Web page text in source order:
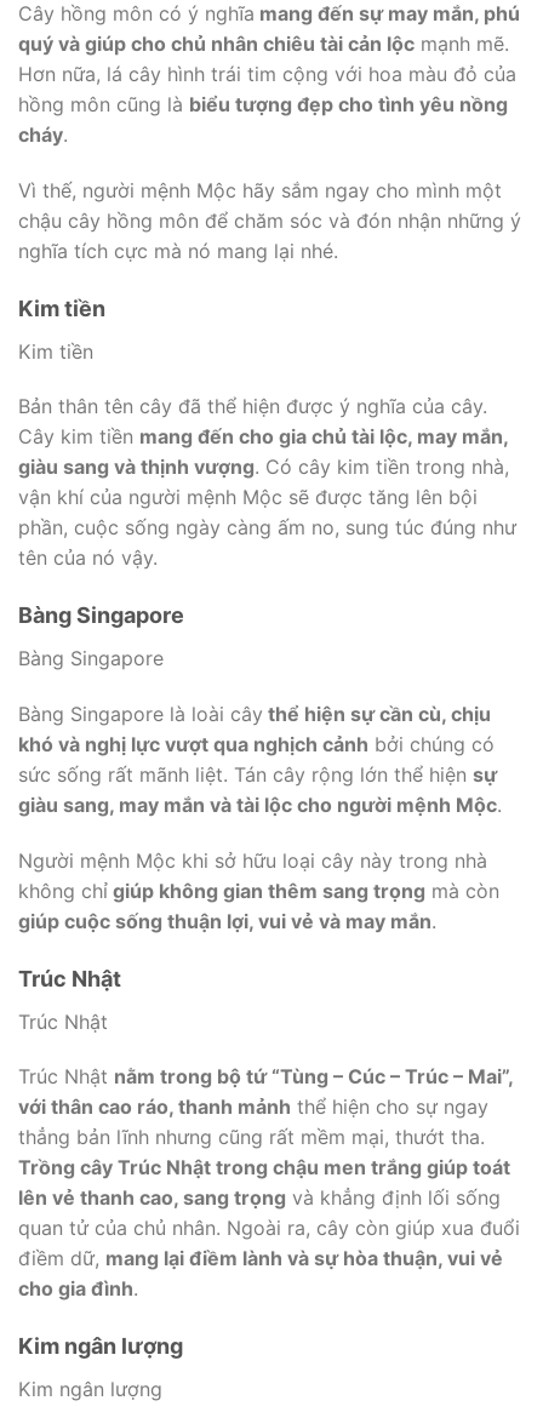
Cây hồng môn có ý nghĩa mang đến sự may mắn, phú
quý và giúp cho chủ nhân chiêu tài cản lộc mạnh mẽ.
Hơn nữa, lá cây hình trái tim cộng với hoa màu đỏ của
hồng môn cũng là biểu tượng đẹp cho tình yêu nồng
cháy.
Vì thế, người mệnh Mộc hãy sắm ngay cho mình một
chậu cây hồng môn để chăm sóc và đón nhận những ý
nghĩa tích cực mà nó mang lại nhé.
Kim tiền
Kim tiền
Bản thân tên cây đã thể hiện được ý nghĩa của cây.
Cây kim tiền mang đến cho gia chủ tài lộc, may mắn,
giàu sang và thịnh vượng. Có cây kim tiền trong nhà,
vận khí của người mệnh Mộc sẽ được tăng lên bội
phần, cuộc sống ngày càng ấm no, sung túc đúng như
tên của nó vậy.
Bàng Singapore
Bàng Singapore
Bàng Singapore là loài cây thể hiện sự cần cù, chịu
khó và nghị lực vượt qua nghịch cảnh bởi chúng có
sức sống rất mãnh liệt. Tán cây rộng lớn thể hiện sự
giàu sang, may mắn và tài lộc cho người mệnh Mộc.
Người mệnh Mộc khi sở hữu loại cây này trong nhà
không chỉ giúp không gian thêm sang trọng mà còn
giúp cuộc sống thuận lợi, vui vẻ và may mắn.
Trúc Nhật
Trúc Nhật
Trúc Nhật nằm trong bộ tứ “Tùng – Cúc – Trúc – Mai”,
với thân cao ráo, thanh mảnh thể hiện cho sự ngay
thẳng bản lĩnh nhưng cũng rất mềm mại, thướt tha.
Trồng cây Trúc Nhật trong chậu men trắng giúp toát
lên vẻ thanh cao, sang trọng và khẳng định lối sống
quan tử của chủ nhân. Ngoài ra, cây còn giúp xua đuổi
điềm dữ, mang lại điềm lành và sự hòa thuận, vui vẻ
cho gia đình.
Kim ngân lượng
Kim ngân lượng